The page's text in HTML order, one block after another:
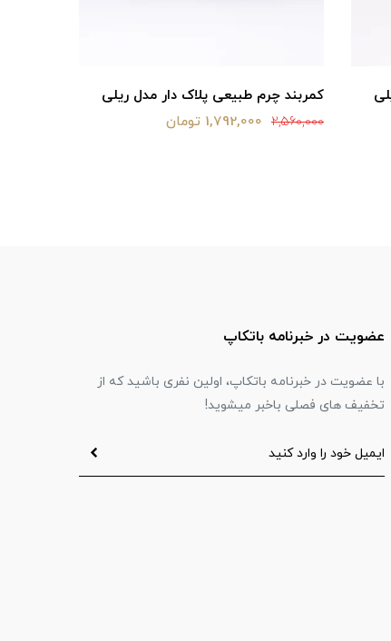
کمربند چرم طبیعی پلاک دار مدل ریلی
2,560,000 1,792,000 تومان
عضویت در خبرنامه باتکاپ
با عضویت در خبرنامه باتکاپ، اولین نفری باشید که از
تخفیف های فصلی باخبر میشوید!